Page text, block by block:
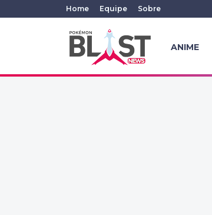
Home Equipe Sobre
ANIME